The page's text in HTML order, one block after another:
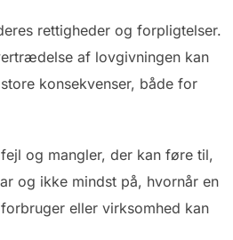
rettigheder og forpligtelser.
af lovgivningen kan
konsekvenser, både for
og mangler, der kan føre til,
og ikke mindst på, hvornår en
eller virksomhed kan